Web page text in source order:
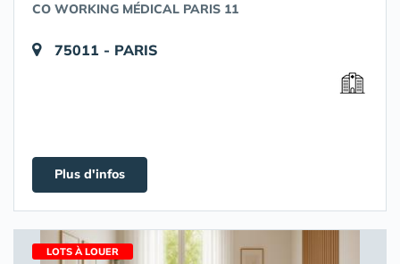
CO WORKING MÉDICAL PARIS 11
75011 - PARIS
Plus d'infos
LOTS À LOUER